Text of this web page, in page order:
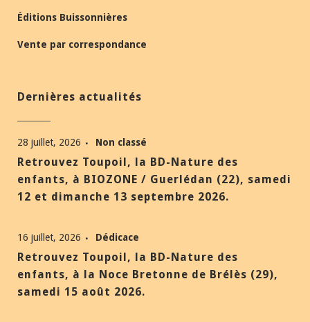
Éditions Buissonnières
Vente par correspondance
Dernières actualités
28 juillet, 2026 Non classé
Retrouvez Toupoil, la BD-Nature des
enfants, à BIOZONE / Guerlédan (22), samedi
12 et dimanche 13 septembre 2026.
16 juillet, 2026 Dédicace
Retrouvez Toupoil, la BD-Nature des
enfants, à la Noce Bretonne de Brélès (29),
samedi 15 août 2026.